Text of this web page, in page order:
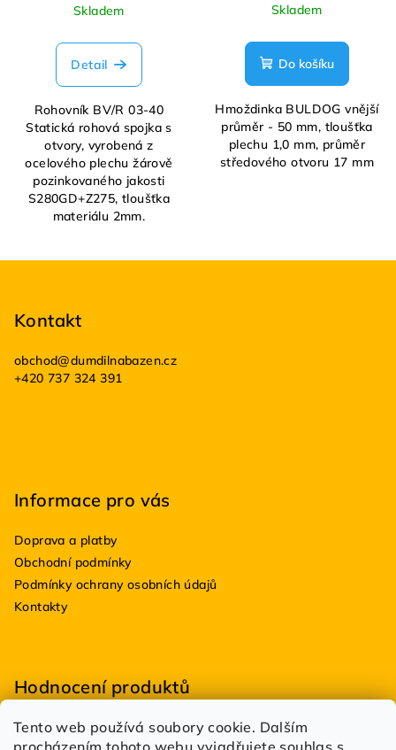
Tento web používá soubory cookie. Dalším
procházením tohoto webu vyjadřujete souhlas s
Skladem
Detail
Rohovník BV/R 03-40
Statická rohová spojka s
otvory, vyrobená z
ocelového plechu žárově
pozinkovaného jakosti
S280GD+Z275, tloušťka
materiálu 2mm.
Skladem
Do košíku
Hmoždinka BULDOG vnější
průměr - 50 mm, tloušťka
plechu 1,0 mm, průměr
středového otvoru 17 mm
Kontakt
obchod@dumdilnabazen.cz
+420 737 324 391
Informace pro vás
Doprava a platby
Obchodní podmínky
Podmínky ochrany osobních údajů
Kontakty
Hodnocení produktů
BioDRY bakterie do suchých WC 100g